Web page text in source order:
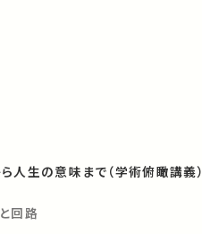
人生の意味まで（学術俯瞰講義）
回路